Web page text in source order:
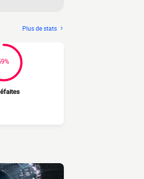
Plus de stats